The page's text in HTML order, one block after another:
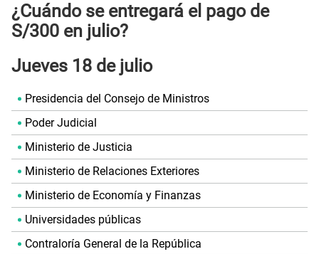
¿Cuándo se entregará el pago de
S/300 en julio?
Jueves 18 de julio
Presidencia del Consejo de Ministros
Poder Judicial
Ministerio de Justicia
Ministerio de Relaciones Exteriores
Ministerio de Economía y Finanzas
Universidades públicas
Contraloría General de la República